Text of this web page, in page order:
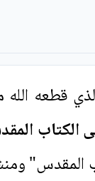
قطعه
الكتاب